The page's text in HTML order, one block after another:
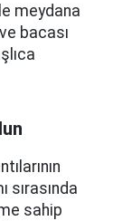
meydana
bacası
sırasında
sahip